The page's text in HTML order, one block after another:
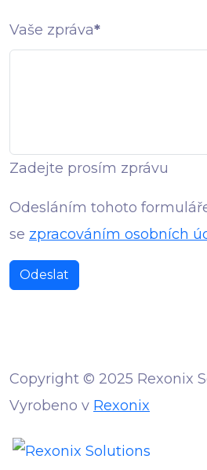
Vaše zpráva*
Zadejte prosím zprávu
Odesláním tohoto
se zpracováním osobních
Odeslat
Copyright © 2025 Rexonix
Vyrobeno v Rexonix